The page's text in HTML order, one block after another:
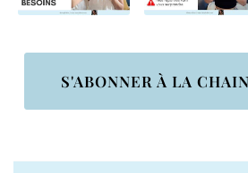
S'ABONNER À LA